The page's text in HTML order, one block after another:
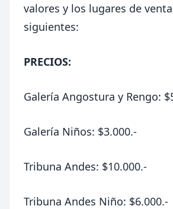
valores y los lugares de
siguientes:
PRECIOS:
Galería Angostura y Rengo:
Galería Niños: $3.000.-
Tribuna Andes: $10.000.-
Tribuna Andes Niño: $6.000.-